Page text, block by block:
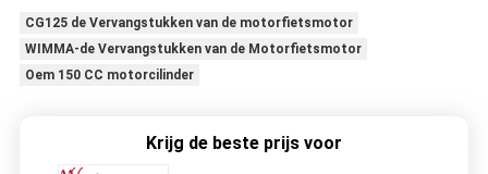
CG125 de Vervangstukken van de motorfietsmotor
WIMMA-de Vervangstukken van de Motorfietsmotor
Oem 150 CC motorcilinder
Krijg de beste prijs voor